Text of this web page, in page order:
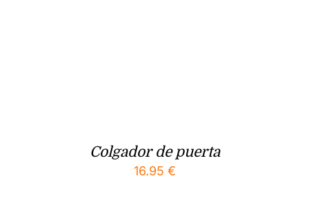
Colgador de puerta
16.95 €